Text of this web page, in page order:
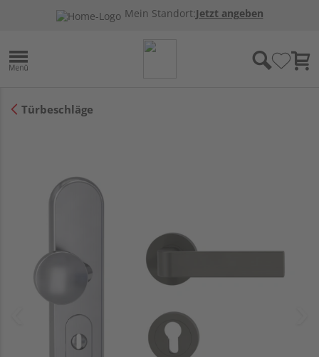
Mein Standort:Jetzt angeben
Türbeschläge